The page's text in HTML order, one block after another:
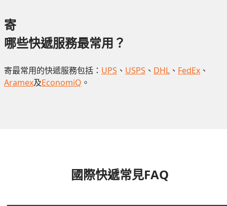
寄
哪些快遞服務最常用？
寄最常用的快遞服務包括： UPS 、 USPS 、 DHL 、 FedEx 、
Aramex及EconomiQ 。
國際快遞常見FAQ